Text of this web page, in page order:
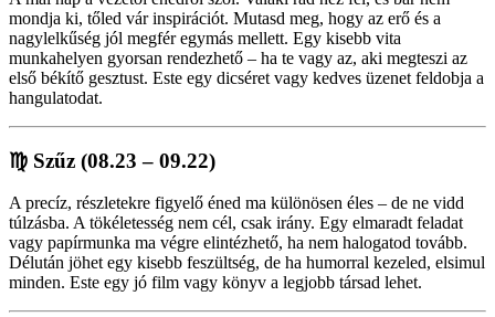
mondja ki, tőled vár inspirációt. Mutasd meg, hogy az erő és a
nagylelkűség jól megfér egymás mellett. Egy kisebb vita
munkahelyen gyorsan rendezhető – ha te vagy az, aki megteszi az
első békítő gesztust. Este egy dicséret vagy kedves üzenet feldobja a
hangulatodat.
♍ Szűz (08.23 – 09.22)
A precíz, részletekre figyelő éned ma különösen éles – de ne vidd
túlzásba. A tökéletesség nem cél, csak irány. Egy elmaradt feladat
vagy papírmunka ma végre elintézhető, ha nem halogatod tovább.
Délután jöhet egy kisebb feszültség, de ha humorral kezeled, elsimul
minden. Este egy jó film vagy könyv a legjobb társad lehet.